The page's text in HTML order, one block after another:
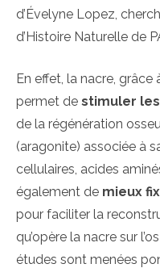
d’Évelyne Lopez,
d’Histoire Naturelle de
En effet, la nacre, grâce
permet de stimuler
de la régénération
(aragonite) associée à
cellulaires, acides
également de mieux
pour faciliter la
qu’opère la nacre sur
études sont menées